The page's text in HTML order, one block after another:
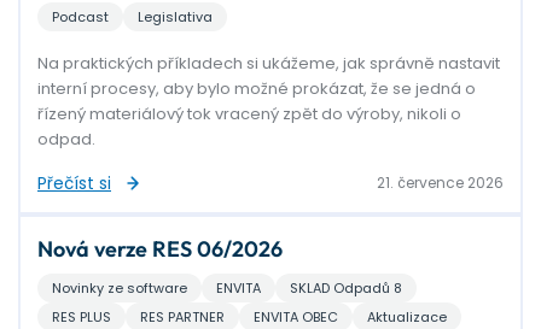
Podcast Legislativa
Na praktických příkladech si ukážeme, jak správně nastavit
interní procesy, aby bylo možné prokázat, že se jedná o
řízený materiálový tok vracený zpět do výroby, nikoli o
odpad.
Přečíst si 21. července 2026
Nová verze RES 06/2026
Novinky ze software ENVITA
SKLAD Odpadů 8
RES PLUS
RES PARTNER ENVITA OBEC Aktualizace